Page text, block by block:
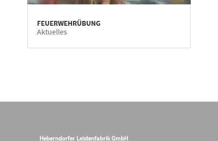
FEUERWEHRÜBUNG
Aktuelles
Heberndorfer Leistenfabrik GmbH